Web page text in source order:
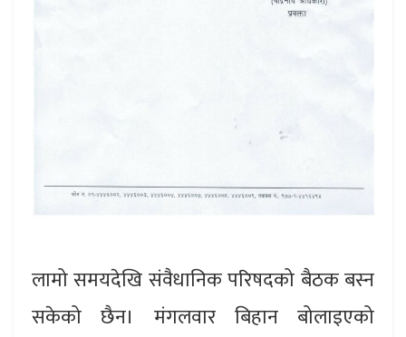
लामो समयदेखि संवैधानिक परिषदको बैठक बस्न
सकेको छैन। मंगलवार बिहान बोलाइएको